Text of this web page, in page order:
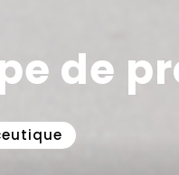
de